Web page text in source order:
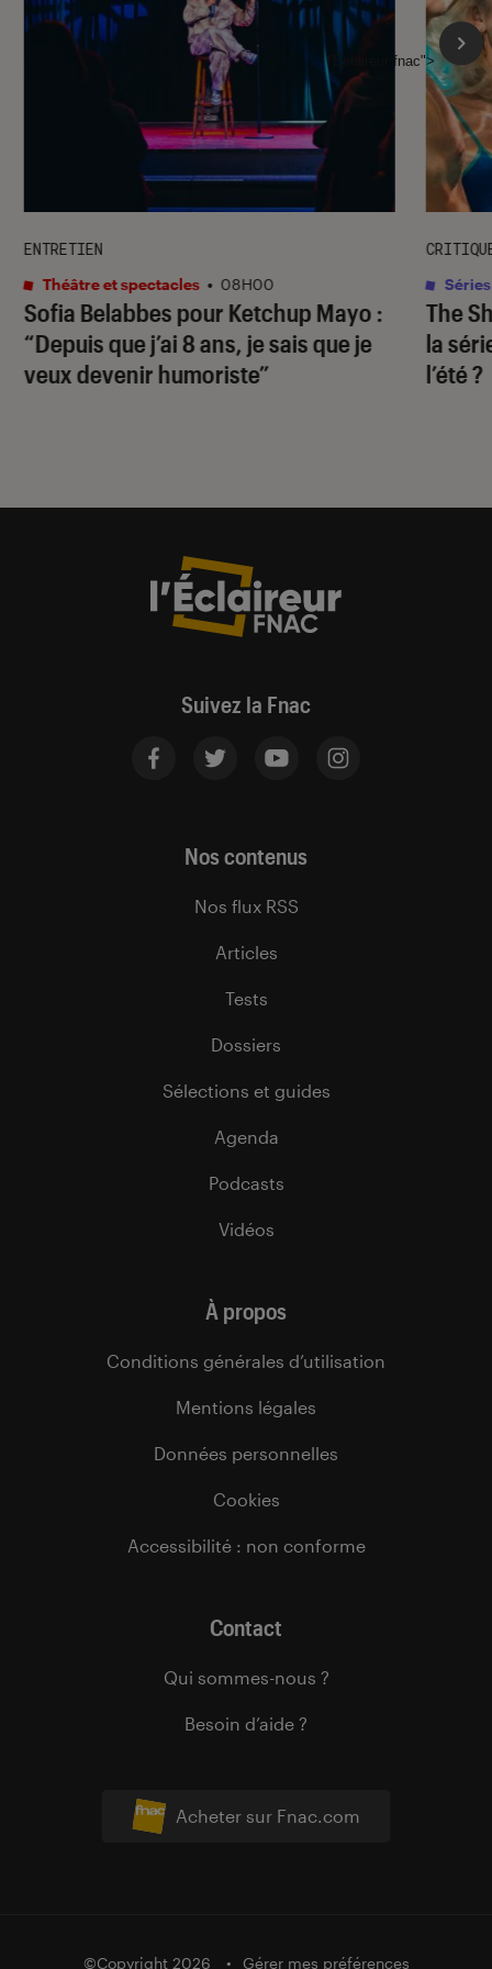
Sofia Belabbes pour Ketchup Mayo :
“Depuis que j’ai 8 ans, je sais que je
veux devenir humoriste”
ENTRETIEN
Théâtre et spectacles • 08H00
The
la
l’été ?
Séries
l'Éclaireur fnac">
Suivez la Fnac
Acheter sur Fnac.com
Nos contenus
Nos flux RSS
Articles
Tests
Dossiers
Sélections et guides
Agenda
Podcasts
Vidéos
À propos
Conditions générales d’utilisation
Mentions légales
Données personnelles
Cookies
Accessibilité : non conforme
Contact
Qui sommes-nous ?
Besoin d’aide ?
©Copyright 2026 Gérer mes préférences